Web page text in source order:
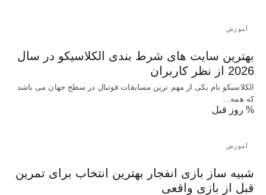
آموزش
بهترین سایت های شرط بندی الکلاسیکو در سال
2026 از نظر کاربران
الکلاسیکو نام یکی از مهم ترین مسابقات فوتبال در سطح جهان می باشد
که همه…
% روز قبل
آموزش
شبیه ساز بازی انفجار بهترین انتخاب برای تمرین
قبل از بازی واقعی